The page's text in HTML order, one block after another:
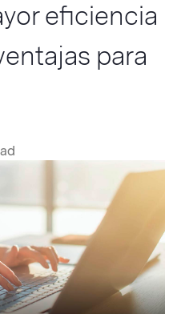
eficiencia
para